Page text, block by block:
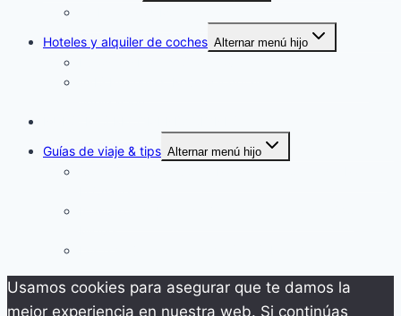
Hoteles y alquiler de coches Alternar menú hijo
Guías de viaje & tips Alternar menú hijo
Usamos cookies para asegurar que te damos la
mejor experiencia en nuestra web. Si continúas